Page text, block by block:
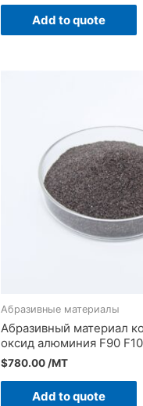
Add to quote
Абразивные материалы
Абразивный материал
оксид алюминия F90
$780.00 /MT
Add to quote